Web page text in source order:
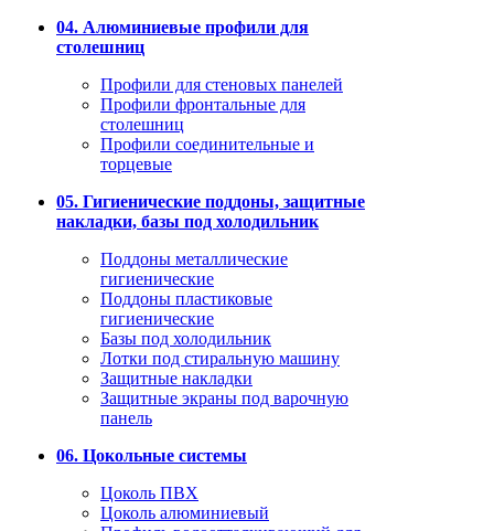
04. Алюминиевые профили для
столешниц
Профили для стеновых панелей
Профили фронтальные для
столешниц
Профили соединительные и
торцевые
05. Гигиенические поддоны, защитные
накладки, базы под холодильник
Поддоны металлические
гигиенические
Поддоны пластиковые
гигиенические
Базы под холодильник
Лотки под стиральную машину
Защитные накладки
Защитные экраны под варочную
панель
06. Цокольные системы
Цоколь ПВХ
Цоколь алюминиевый